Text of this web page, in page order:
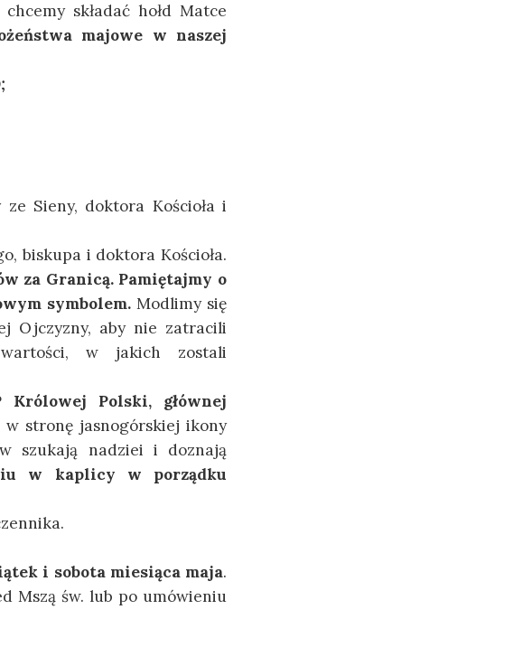
składać hołd Matce
majowe w naszej
Sieny, doktora Kościoła i
biskupa i doktora Kościoła.
za Granicą. Pamiętajmy o
symbolem. Modlimy się
Ojczyzny, aby nie zatracili
w jakich zostali
Polski, głównej
w stronę jasnogórskiej ikony
szukają nadziei i doznają
w kaplicy w porządku
i sobota miesiąca maja.
Mszą św. lub po umówieniu